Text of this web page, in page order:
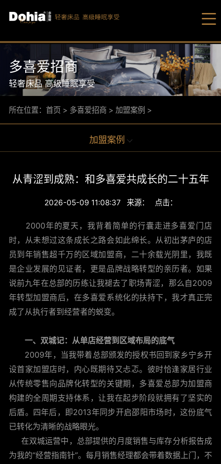
凉席/
床垫/
多喜爱招商
轻奢床品 高级睡眠享受
所在位置： 首页> 多喜爱招商> 加盟案例 >
加盟案例
从青涩到成熟：和多喜爱共成长的二十五年
2026-05-09 11:08:37 来源： 点击：
2000年的夏天，我背着简单的行囊走进多喜爱门店
时，从未想过这条成长之路会如此绵长。从初出茅庐的店
员到年销售超千万的区域加盟商，二十余载光阴里，我既
是企业发展的见证者，更是品牌战略转型的亲历者。如果
说前九年在总部的历练让我褪去了职场青涩，那么自2009
年转型加盟商后，在多喜爱系统化的扶持下，我才真正完
成了从执行者到经营者的蜕变。
一、双城记：从单店经营到区域布局的底气
2009年，当我带着总部颁发的授权书回到家乡宁乡开
设首家加盟店时，内心既期待又忐忑。彼时恰逢家居行业
从传统零售向品牌化转型的关键期，多喜爱总部为加盟商
构建的全周期支持体系，让我在起步阶段就拥有了坚实的
后盾。四年后，即2013年同步开启邵阳市场时，这份底气
已转化为清晰的战略眼光。
在双城运营中，总部提供的月度销售与库存分析报告成
为我的“经营指南针”。每月销售经理都会带着数据上门，不